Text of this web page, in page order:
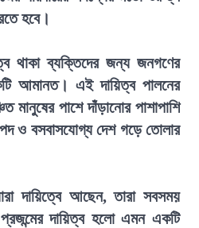
হবে।
থাকা ব্যক্তিদের জন্য জনগণের
আমানত। এই দায়িত্ব পালনের
মানুষের পাশে দাঁড়ানোর পাশাপাশি
ও বসবাসযোগ্য দেশ গড়ে তোলার
দায়িত্বে আছেন, তারা সবসময়
দায়িত্ব হলো এমন একটি